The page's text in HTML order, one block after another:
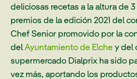
deliciosas recetas a la altura de
premios de la edición 2021 del
Chef Senior promovido por la
delAyuntamiento de Elche y del
supermercado Dialprix ha sido
vez más, aportando los